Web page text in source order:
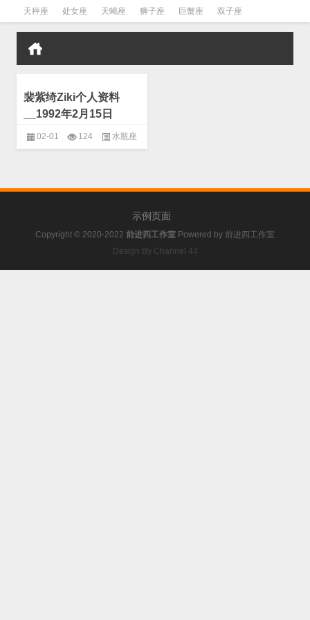
天秤座 处女座 天蝎座 狮子座 巨蟹座 双子座
金牛座 双鱼座 水瓶座
裴紫绮Ziki个人资料
__1992年2月15日
02-01 124 水瓶座
示例页面
Copyright © 2020-2022 前进四工作室 Powered by 前进四工作室
Design By Channel 44